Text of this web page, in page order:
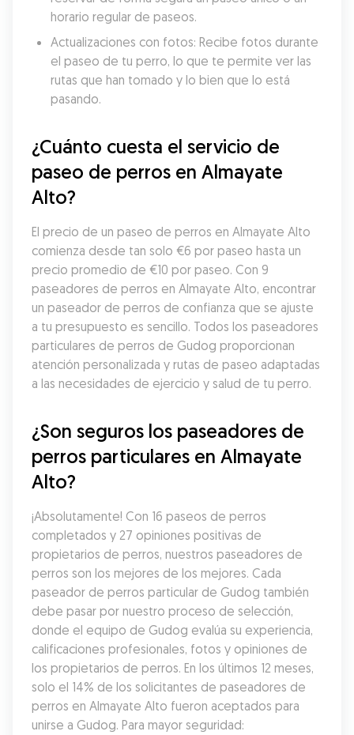
horario regular de paseos.
Actualizaciones con fotos: Recibe fotos durante
el paseo de tu perro, lo que te permite ver las
rutas que han tomado y lo bien que lo está
pasando.
¿Cuánto cuesta el servicio de
paseo de perros en Almayate
Alto?
El precio de un paseo de perros en Almayate Alto
comienza desde tan solo €6 por paseo hasta un
precio promedio de €10 por paseo. Con 9
paseadores de perros en Almayate Alto, encontrar
un paseador de perros de confianza que se ajuste
a tu presupuesto es sencillo. Todos los paseadores
particulares de perros de Gudog proporcionan
atención personalizada y rutas de paseo adaptadas
a las necesidades de ejercicio y salud de tu perro.
¿Son seguros los paseadores de
perros particulares en Almayate
Alto?
¡Absolutamente! Con 16 paseos de perros
completados y 27 opiniones positivas de
propietarios de perros, nuestros paseadores de
perros son los mejores de los mejores. Cada
paseador de perros particular de Gudog también
debe pasar por nuestro proceso de selección,
donde el equipo de Gudog evalúa su experiencia,
calificaciones profesionales, fotos y opiniones de
los propietarios de perros. En los últimos 12 meses,
solo el 14% de los solicitantes de paseadores de
perros en Almayate Alto fueron aceptados para
unirse a Gudog. Para mayor seguridad: